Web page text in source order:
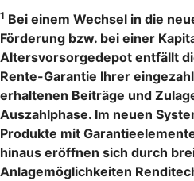
1 Bei einem Wechsel in die
Förderung bzw. bei einer
Altersvorsorgedepot entfällt
Rente-Garantie Ihrer
erhaltenen Beiträge und
Auszahlphase. Im neuen
Produkte mit
hinaus eröffnen sich durch
Anlagemöglichkeiten